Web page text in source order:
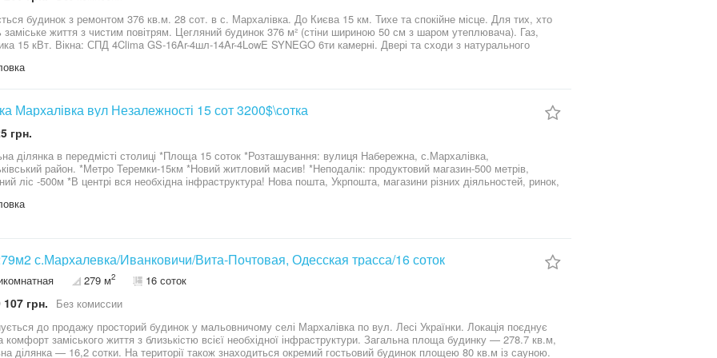
будинок з ремонтом 376 кв.м. 28 сот. в с. Мархалівка. До Києва 15 км. Тихе та спокійне місце. Для тих, хто
з чистим повітрям. Цегляний будинок 376 м² (стіни шириною 50 см з шаром утеплювача). Газ,
15 кВт. Вікна: СПД 4Clima GS-16Ar-4шл-14Ar-4LowE SYNEGO 6ти камерні. Двері та сходи з натурального
додатково кабінет або спальня. Другий поверх спальня, окремо гардеробна та санвузол з душовою кабіною.
хол, 2 спальні, котельня з кондисаційним котлом, комплексна система фільтрації води. Скважина 100м.
септики переливні. Встановлена система охоронної та пожежної сигналізації, відеоспостереження, заведено
інтернет. Територію можете облаштувати для себе, як забажаєте. Є відео огляд будинку.
Мархалівка вул Незалежності 15 сот 3200$\сотка
грн.
ділянка в передмісті столиці *Площа 15 соток *Розташування: вулиця Набережна, с.Мархалівка,
район. *Метро Теремки-15км *Новий житловий масив! *Неподалік: продуктовий магазин-500 метрів,
ліс -500м *В центрі вся необхідна інфраструктура! Нова пошта, Укрпошта, магазини різних діяльностей, ринок,
господарських будівель і споруд (присадибна ділянка) для будівництва та обслуговування жилого будинку,
с.Мархалевка/Иванковичи/Вита-Почтовая, Одесская трасса/16 соток
279 м2 16 соток
107 грн.
Без комиссии
до продажу просторий будинок у мальовничому селі Мархалівка по вул. Лесі Українки. Локація поєднує
комфорт заміського життя з близькістю всієї необхідної інфраструктури. Загальна площа будинку — 278.7 кв.м,
ділянка — 16,2 сотки. На території також знаходиться окремий гостьовий будинок площею 80 кв.м із сауною.